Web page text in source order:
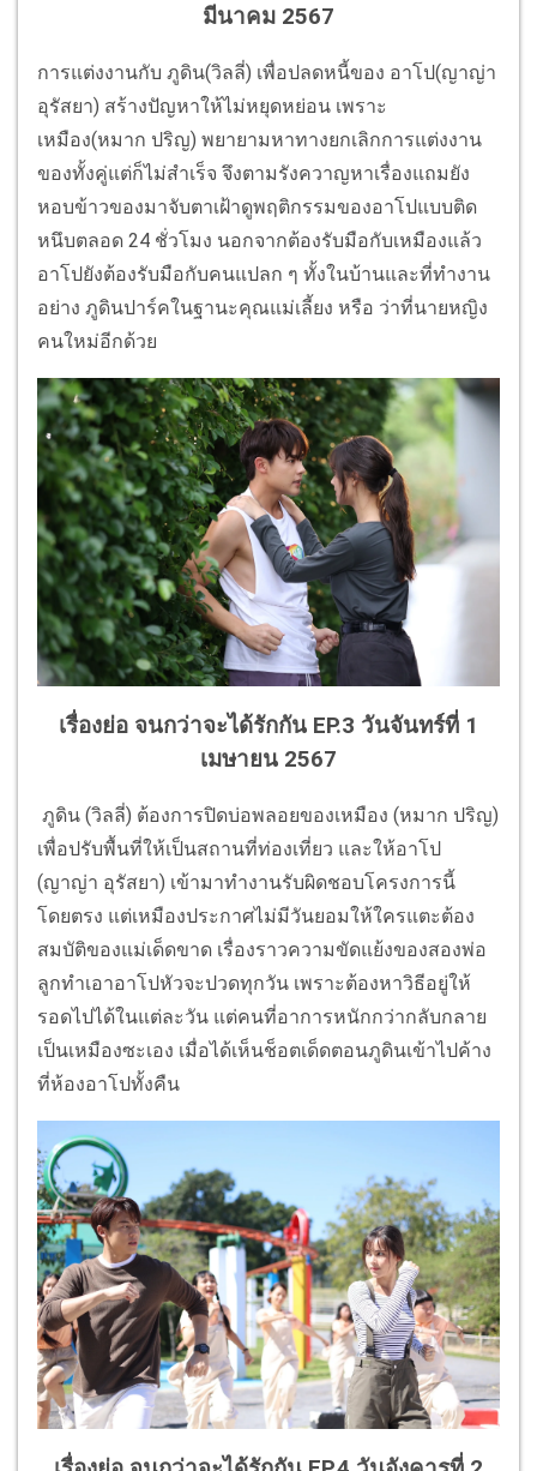
มีนาคม 2567
การแต่งงานกับ ภูดิน(วิลลี่) เพื่อปลดหนี้ของ อาโป(ญาญ่า
อุรัสยา) สร้างปัญหาให้ไม่หยุดหย่อน เพราะ
เหมือง(หมาก ปริญ) พยายามหาทางยกเลิกการแต่งงาน
ของทั้งคู่แต่ก็ไม่สำเร็จ จึงตามรังควาญหาเรื่องแถมยัง
หอบข้าวของมาจับตาเฝ้าดูพฤติกรรมของอาโปแบบติด
หนึบตลอด 24 ชั่วโมง นอกจากต้องรับมือกับเหมืองแล้ว
อาโปยังต้องรับมือกับคนแปลก ๆ ทั้งในบ้านและที่ทำงาน
อย่าง ภูดินปาร์คในฐานะคุณแม่เลี้ยง หรือ ว่าที่นายหญิง
คนใหม่อีกด้วย
เรื่องย่อ จนกว่าจะได้รักกัน EP.3 วันจันทร์ที่ 1
เมษายน 2567
ภูดิน (วิลลี่) ต้องการปิดบ่อพลอยของเหมือง (หมาก ปริญ)
เพื่อปรับพื้นที่ให้เป็นสถานที่ท่องเที่ยว และให้อาโป
(ญาญ่า อุรัสยา) เข้ามาทำงานรับผิดชอบโครงการนี้
โดยตรง แต่เหมืองประกาศไม่มีวันยอมให้ใครแตะต้อง
สมบัติของแม่เด็ดขาด เรื่องราวความขัดแย้งของสองพ่อ
ลูกทำเอาอาโปหัวจะปวดทุกวัน เพราะต้องหาวิธีอยู่ให้
รอดไปได้ในแต่ละวัน แต่คนที่อาการหนักกว่ากลับกลาย
เป็นเหมืองซะเอง เมื่อได้เห็นช็อตเด็ดตอนภูดินเข้าไปค้าง
ที่ห้องอาโปทั้งคืน